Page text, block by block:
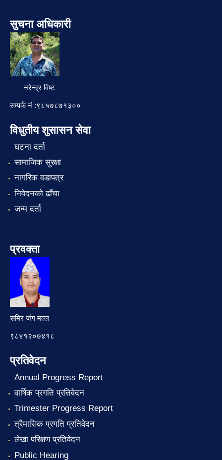
सुचना अधिकारी
नरेन्द्र विष्ट
सम्पर्क नं :९८५७८७१३००
विधुतीय शुसासन सेवा
घटना दर्ता
सामाजिक सुरक्षा
नागरिक वडापत्र
निवेदनको ढाँचा
जन्म दर्ता
प्रवक्ता
समिर जंग मल्ल
९८४१२०७४१८
प्रतिवेदन
Annual Progress Report
वार्षिक प्रगति प्रतिवेदन
Trimester Progress Report
त्रैमासिक प्रगति प्रतिवेदन
लेखा परिक्षण प्रतिवेदन
Public Hearing